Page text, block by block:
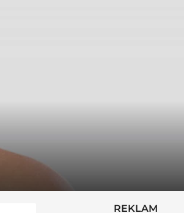
REKLAM